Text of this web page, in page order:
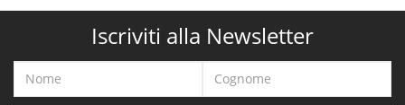
Iscriviti alla Newsletter